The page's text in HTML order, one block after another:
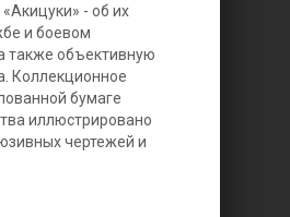
- об их
и боевом
также объективную
Коллекционное
бумаге
иллюстрировано
чертежей и